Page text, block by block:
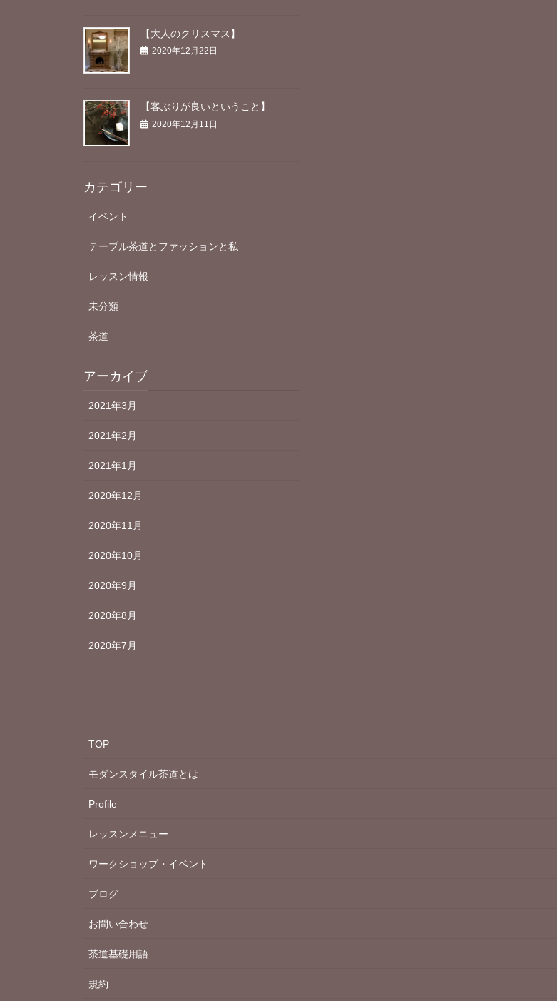
【大人のクリスマス】
2020年12月22日
【客ぶりが良いということ】
2020年12月11日
カテゴリー
イベント
テーブル茶道とファッションと私
レッスン情報
未分類
茶道
アーカイブ
2021年3月
2021年2月
2021年1月
2020年12月
2020年11月
2020年10月
2020年9月
2020年8月
2020年7月
TOP
モダンスタイル茶道とは
Profile
レッスンメニュー
ワークショップ・イベント
ブログ
お問い合わせ
茶道基礎用語
規約